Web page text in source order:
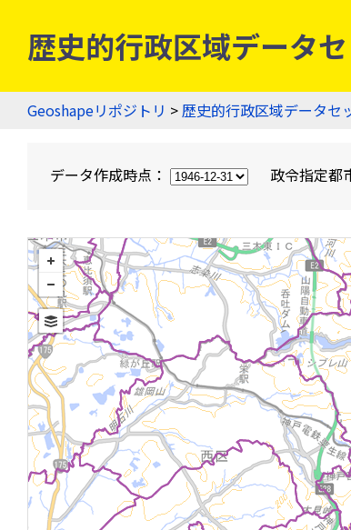
歴史的行政区域データ
Geoshapeリポジトリ >歴史的行政区域データセ
データ作成時点： 政令指定都